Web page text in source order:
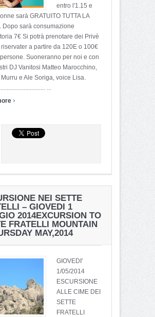
entro l'1.15 e
sarà GRATUITO TUTTA LA
Dopo sarà consumazione
7€ Si potrà prenotare dei Privè
a partire da 120E o 100€
Suoneranno per noi e con
DJ Vanitosi Matteo Marocchino,
e Ale Soriga, voice Lisa.
...
›
NEI SETTE
– GIOVEDI 1
2014EXCURSION TO
FRATELLI MOUNTAIN
MAY,2014
GIOVEDI'
1/05/2014
ESCURSIONE
ALLE CIME DEI
SETTE
FRATELLI